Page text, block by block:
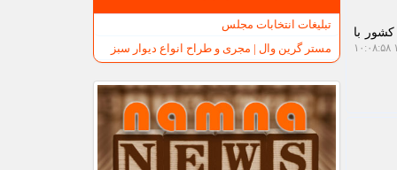
با
تبلیغات انتخابات مجلس
مستر گرین وال | مجری و طراح انواع دیوار سبز